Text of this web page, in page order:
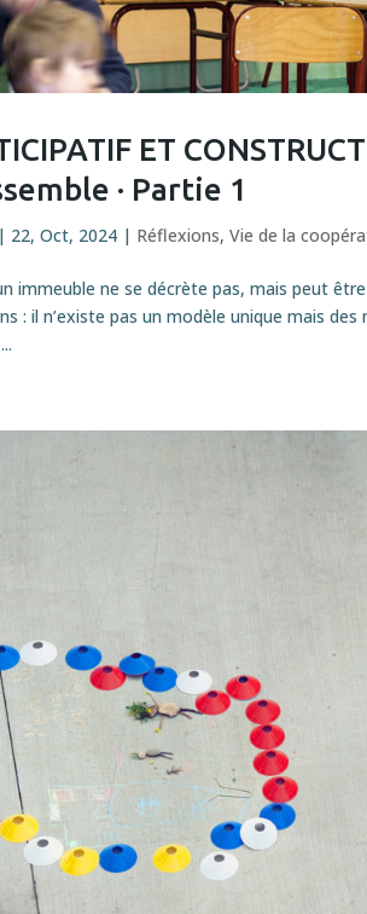
ET
· Partie 1
| 22, Oct, 2024 | Réflexions,Vie de la
immeuble ne se décrète pas, mais peut
: il n’existe pas un modèle unique mais